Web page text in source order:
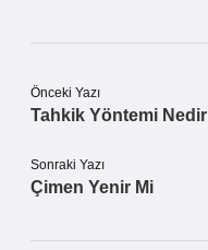
Önceki Yazı
Tahkik Yöntemi Nedir
Sonraki Yazı
Çimen Yenir Mi